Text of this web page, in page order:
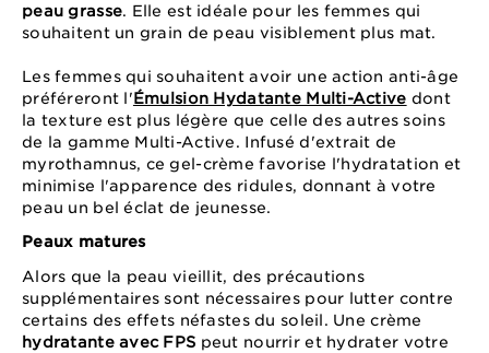
peau grasse. Elle est idéale pour les femmes qui
souhaitent un grain de peau visiblement plus mat.
Les femmes qui souhaitent avoir une action anti-âge
préféreront l'Émulsion Hydatante Multi-Active dont
la texture est plus légère que celle des autres soins
de la gamme Multi-Active. Infusé d'extrait de
myrothamnus, ce gel-crème favorise l'hydratation et
minimise l'apparence des ridules, donnant à votre
peau un bel éclat de jeunesse.
Peaux matures
Alors que la peau vieillit, des précautions
supplémentaires sont nécessaires pour lutter contre
certains des effets néfastes du soleil. Une crème
hydratante avec FPS peut nourrir et hydrater votre